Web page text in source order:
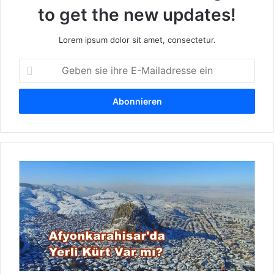
to get the new updates!
Lorem ipsum dolor sit amet, consectetur.
b
n
i
h
r
e
E
-
M
a
i
t
A
f
y
o
n
k